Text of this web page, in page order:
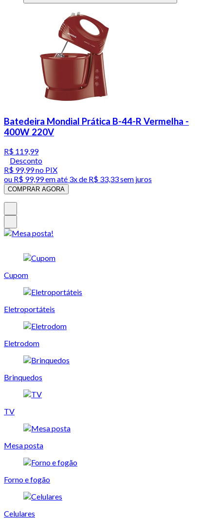
Batedeira Mondial Prática B-44-R Vermelha -
400W 220V
R$ 119,99
Desconto
R$ 99,99no PIX
ou R$ 99,99em até 3x de R$ 33,33 sem juros
COMPRAR AGORA
Cupom
Eletroportáteis
Eletrodom
Brinquedos
TV
Mesa posta
Forno e fogão
Celulares